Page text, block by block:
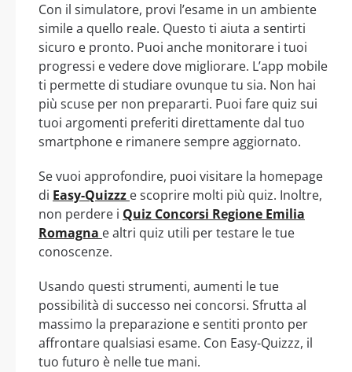
Con il simulatore, provi l’esame in un ambiente
simile a quello reale. Questo ti aiuta a sentirti
sicuro e pronto. Puoi anche monitorare i tuoi
progressi e vedere dove migliorare. L’app mobile
ti permette di studiare ovunque tu sia. Non hai
più scuse per non prepararti. Puoi fare quiz sui
tuoi argomenti preferiti direttamente dal tuo
smartphone e rimanere sempre aggiornato.
Se vuoi approfondire, puoi visitare la homepage
di Easy-Quizzz e scoprire molti più quiz. Inoltre,
non perdere i Quiz Concorsi Regione Emilia
Romagna e altri quiz utili per testare le tue
conoscenze.
Usando questi strumenti, aumenti le tue
possibilità di successo nei concorsi. Sfrutta al
massimo la preparazione e sentiti pronto per
affrontare qualsiasi esame. Con Easy-Quizzz, il
tuo futuro è nelle tue mani.